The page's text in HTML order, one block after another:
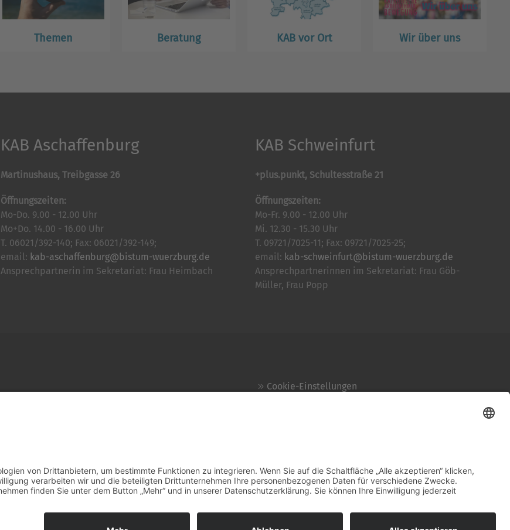
Themen Beratung KAB vor Ort Wir über uns
KAB Aschaffenburg
Martinushaus, Treibgasse 26
Öffnungszeiten:
Mo-Do. 9.00 - 12.00 Uhr
Mo+Do. 14.00 - 16.00 Uhr
T. 06021/392-140; Fax: 06021/392-149;
email: kab-aschaffenburg@bistum-wuerzburg.de
Ansprechpartnerin im Sekretariat: Frau Heimbach
KAB Schweinfurt
+plus.punkt, Schultesstraße 21
Öffnungszeiten:
Mo-Fr. 9.00 - 12.00 Uhr
Mi. 12.30 - 15.30 Uhr
T. 09721/7025-11; Fax: 09721/7025-25;
email: kab-schweinfurt@bistum-wuerzburg.de
Ansprechpartnerinnen im Sekretariat: Frau Göb-
Müller, Frau Popp
Cookie-Einstellungen
AGB + Datenschutz